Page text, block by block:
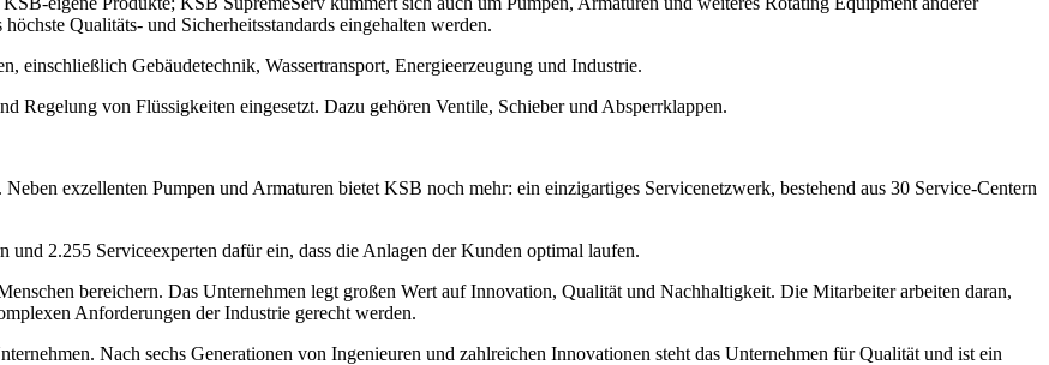
Qualitäts- und Sicherheitsstandards eingehalten werden.
einschließlich Gebäudetechnik, Wassertransport, Energieerzeugung und Industrie.
Regelung von Flüssigkeiten eingesetzt. Dazu gehören Ventile, Schieber und Absperrklappen.
exzellenten Pumpen und Armaturen bietet KSB noch mehr: ein einzigartiges Servicenetzwerk, bestehend aus 30 Service-Centern
2.255 Serviceexperten dafür ein, dass die Anlagen der Kunden optimal laufen.
bereichern. Das Unternehmen legt großen Wert auf Innovation, Qualität und Nachhaltigkeit. Die Mitarbeiter arbeiten daran,
Anforderungen der Industrie gerecht werden.
Nach sechs Generationen von Ingenieuren und zahlreichen Innovationen steht das Unternehmen für Qualität und ist ein